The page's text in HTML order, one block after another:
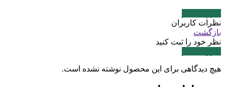
نظرات کاربران
بازگشت
نظر خود را ثبت کنید
هیچ دیدگاهی برای این محصول نوشته نشده است.